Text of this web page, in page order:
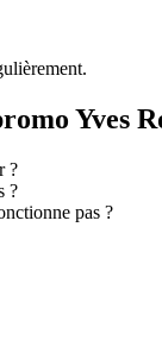
Yves
?
?
pas ?